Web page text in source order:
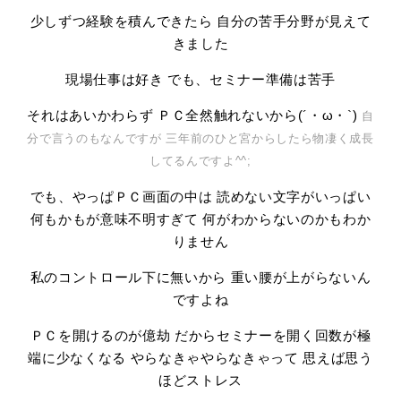
少しずつ経験を積んできたら 自分の苦手分野が見えて
きました
現場仕事は好き でも、セミナー準備は苦手
それはあいかわらず ＰＣ全然触れないから(´・ω・`) 自
分で言うのもなんですが 三年前のひと宮からしたら物凄く成長
してるんですよ^^;
でも、やっぱＰＣ画面の中は 読めない文字がいっぱい
何もかもが意味不明すぎて 何がわからないのかもわか
りません
私のコントロール下に無いから 重い腰が上がらないん
ですよね
ＰＣを開けるのが億劫 だからセミナーを開く回数が極
端に少なくなる やらなきゃやらなきゃって 思えば思う
ほどストレス